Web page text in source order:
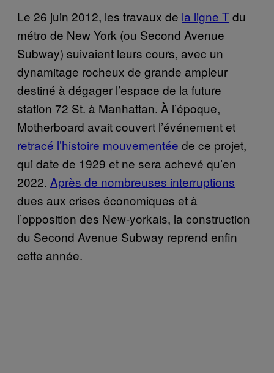
Le 26 juin 2012, les travaux de la ligne Tdu
métro de New York (ou Second Avenue
Subway) suivaient leurs cours, avec un
dynamitage rocheux de grande ampleur
destiné à dégager l’espace de la future
station 72 St. à Manhattan. À l’époque,
Motherboard avait couvert l’événement et
retracé l’histoire mouvementée de ce projet,
qui date de 1929 et ne sera achevé qu’en
2022. Après de nombreuses interruptions
dues aux crises économiques et à
l’opposition des New-yorkais, la construction
du Second Avenue Subway reprend enfin
cette année.